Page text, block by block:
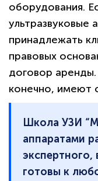
оборудования.
ультразвуковые
принадлежать
правовых
договор
конечно, имеют
Школа УЗИ
аппаратами
готовы к